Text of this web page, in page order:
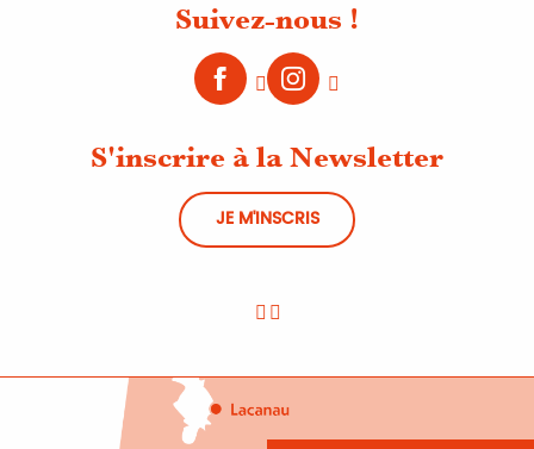
Suivez-nous !
S'inscrire à la Newsletter
JE M'INSCRIS